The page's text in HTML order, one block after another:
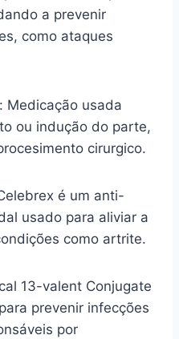
a prevenir
como ataques
Medicação usada
ou indução do parte,
cirurgico.
é um anti-
usado para aliviar a
como artrite.
13-valent Conjugate
prevenir infecções
por